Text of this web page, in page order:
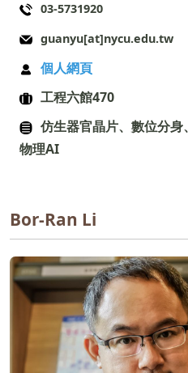
03-5731920
guanyu[at]nycu.edu.tw
個人網頁
工程六館470
仿生器官晶片、數位分身
物理AI
Bor-Ran Li